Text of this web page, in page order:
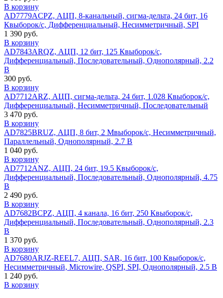
В корзину
AD7779ACPZ, АЦП, 8-канальный, сигма-дельта, 24 бит, 16
Квыборок/с, Дифференциальный, Несимметричный, SPI
1 390 руб.
В корзину
AD7843ARQZ, АЦП, 12 бит, 125 Квыборок/с,
Дифференциальный, Последовательный, Однополярный, 2.2
В
300 руб.
В корзину
AD7712ARZ, АЦП, сигма-дельта, 24 бит, 1.028 Квыборок/с,
Дифференциальный, Несимметричный, Последовательный
3 470 руб.
В корзину
AD7825BRUZ, АЦП, 8 бит, 2 Мвыборок/с, Несимметричный,
Параллельный, Однополярный, 2.7 В
1 040 руб.
В корзину
AD7712ANZ, АЦП, 24 бит, 19.5 Квыборок/с,
Дифференциальный, Последовательный, Однополярный, 4.75
В
2 490 руб.
В корзину
AD7682BCPZ, АЦП, 4 канала, 16 бит, 250 Квыборок/с,
Дифференциальный, Последовательный, Однополярный, 2.3
В
1 370 руб.
В корзину
AD7680ARJZ-REEL7, АЦП, SAR, 16 бит, 100 Квыборок/с,
Несимметричный, Microwire, QSPI, SPI, Однополярный, 2.5 В
1 240 руб.
В корзину